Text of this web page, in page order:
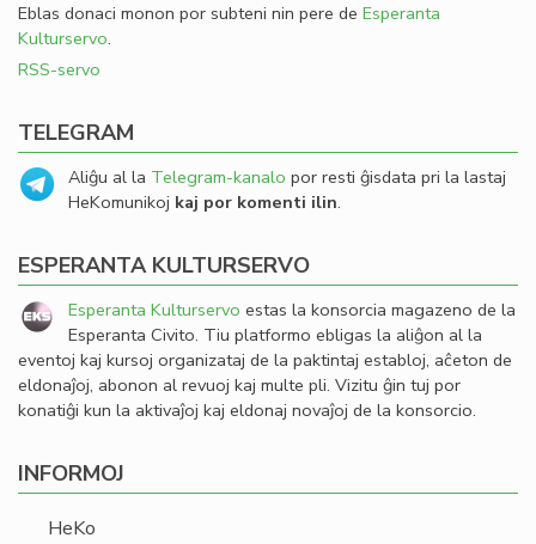
Eblas donaci monon por subteni nin pere de Esperanta
Kulturservo.
RSS-servo
TELEGRAM
Aliĝu al la Telegram-kanalo por resti ĝisdata pri la lastaj
HeKomunikoj kaj por komenti ilin.
ESPERANTA KULTURSERVO
Esperanta Kulturservo estas la konsorcia magazeno de la
Esperanta Civito. Tiu platformo ebligas la aliĝon al la
eventoj kaj kursoj organizataj de la paktintaj establoj, aĉeton de
eldonaĵoj, abonon al revuoj kaj multe pli. Vizitu ĝin tuj por
konatiĝi kun la aktivaĵoj kaj eldonaj novaĵoj de la konsorcio.
INFORMOJ
HeKo